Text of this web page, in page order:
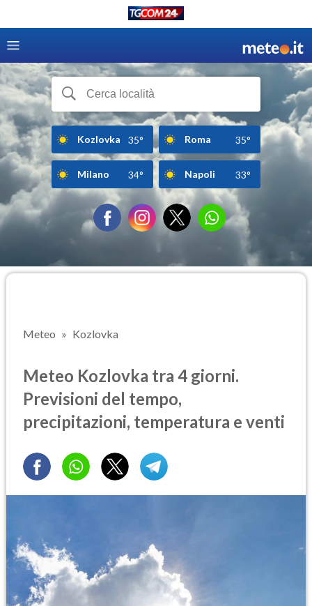
Kozlovka 35° Roma 35°
Milano 34° Napoli 33°
Meteo Kozlovka
Meteo Kozlovka tra 4 giorni.
Previsioni del tempo,
precipitazioni, temperatura e venti